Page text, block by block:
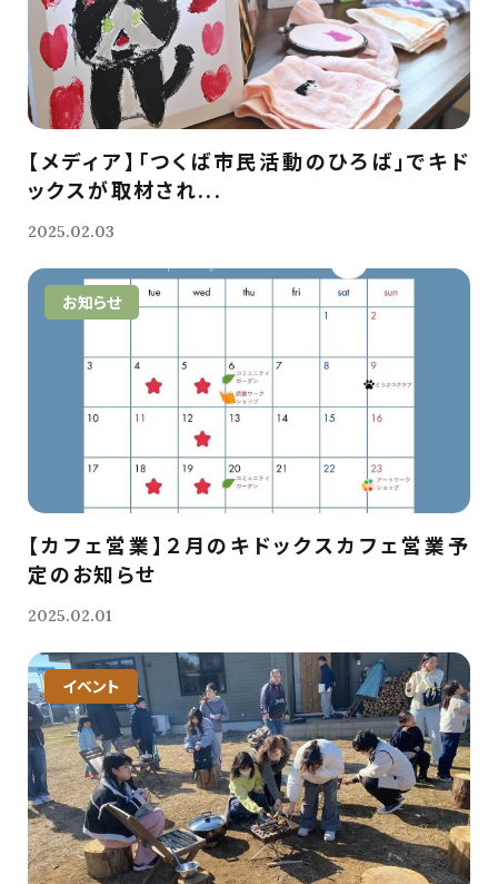
【メディア】「つくば市民活動のひろば」でキド
ックスが取材され...
2025.02.03
お知らせ
【カフェ営業】２月のキドックスカフェ営業予
定のお知らせ
2025.02.01
イベント